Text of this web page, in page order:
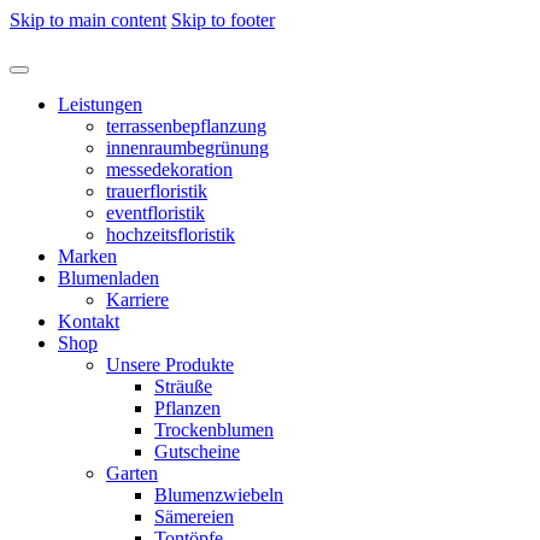
Skip to main content Skip to footer
Leistungen
terrassenbepflanzung
innenraumbegrünung
messedekoration
trauerfloristik
eventfloristik
hochzeitsfloristik
Marken
Blumenladen
Karriere
Kontakt
Shop
Unsere Produkte
Sträuße
Pflanzen
Trockenblumen
Gutscheine
Garten
Blumenzwiebeln
Sämereien